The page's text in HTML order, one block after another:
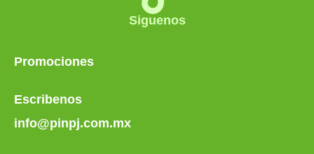
Siguenos
Promociones
Escribenos
info@pinpj.com.mx